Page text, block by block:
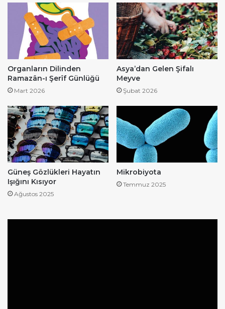
Organların Dilinden
Ramazân-ı Şerîf Günlüğü
Mart 2026
Asya’dan Gelen Şifalı
Meyve
Şubat 2026
Güneş Gözlükleri Hayatın
Işığını Kısıyor
Ağustos 2025
Mikrobiyota
Temmuz 2025